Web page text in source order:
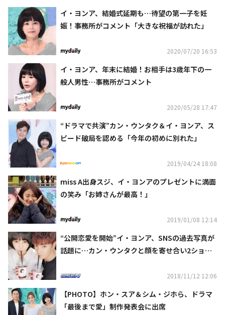
イ・ヨンア、結婚式延期も…待望の第一子を妊
娠！事務所がコメント「大きな祝福が訪れた」
2020/07/20 16:53
イ・ヨンア、年末に結婚！お相手は3歳年下の一
般人男性…事務所がコメント
2020/05/28 17:47
“ドラマで共演”カン・ウンタク＆イ・ヨンア、ス
ピード破局を認める「今年の初めに別れた」
2019/04/24 18:08
miss A出身スジ、イ・ヨンアのプレゼントに満面
の笑み「お姉さんが最高！」
2019/01/08 12:14
“公開恋愛を開始”イ・ヨンア、SNSの過去写真が
話題に…カン・ウンタクと顔を寄せ合い2ショッ
2018/11/12 12:06
【PHOTO】ホン・スア＆シム・ジホら、ドラマ
「最後まで愛」制作発表会に出席